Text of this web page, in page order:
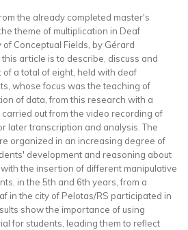
the already completed master's
theme of multiplication in Deaf
Conceptual Fields, by Gérard
article is to describe, discuss and
a total of eight, held with deaf
whose focus was the teaching of
of data, from this research with a
out from the video recording of
later transcription and analysis. The
organized in an increasing degree of
development and reasoning about
the insertion of different manipulative
in the 5th and 6th years, from a
in the city of Pelotas/RS participated in
show the importance of using
for students, leading them to reflect